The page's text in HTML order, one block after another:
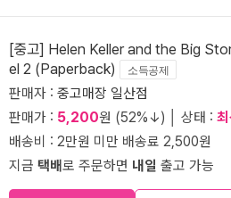
[중고] Helen Keller and the Big
el 2 (Paperback)
소득공제
판매자 : 중고매장 일산점
판매가 : 5,200원 (52%↓) │ 상태 :
배송비 : 2만원 미만 배송료 2,500원
지금 택배로 주문하면 내일 출고 가능